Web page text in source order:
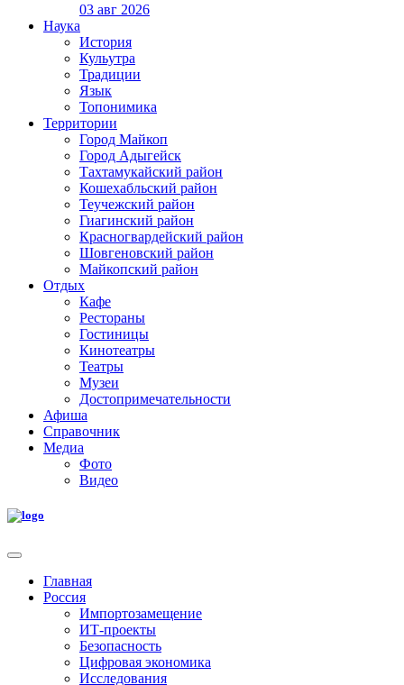
03 авг 2026
Наука
История
Кульутра
Традиции
Язык
Топонимика
Территории
Город Майкоп
Город Адыгейск
Тахтамукайский район
Кошехабльский район
Теучежский район
Гиагинский район
Красногвардейский район
Шовгеновский район
Майкопский район
Отдых
Кафе
Рестораны
Гостиницы
Кинотеатры
Театры
Музеи
Достопримечательности
Афиша
Справочник
Медиа
Фото
Видео
Главная
Россия
Импортозамещение
ИТ-проекты
Безопасность
Цифровая экономика
Исследования